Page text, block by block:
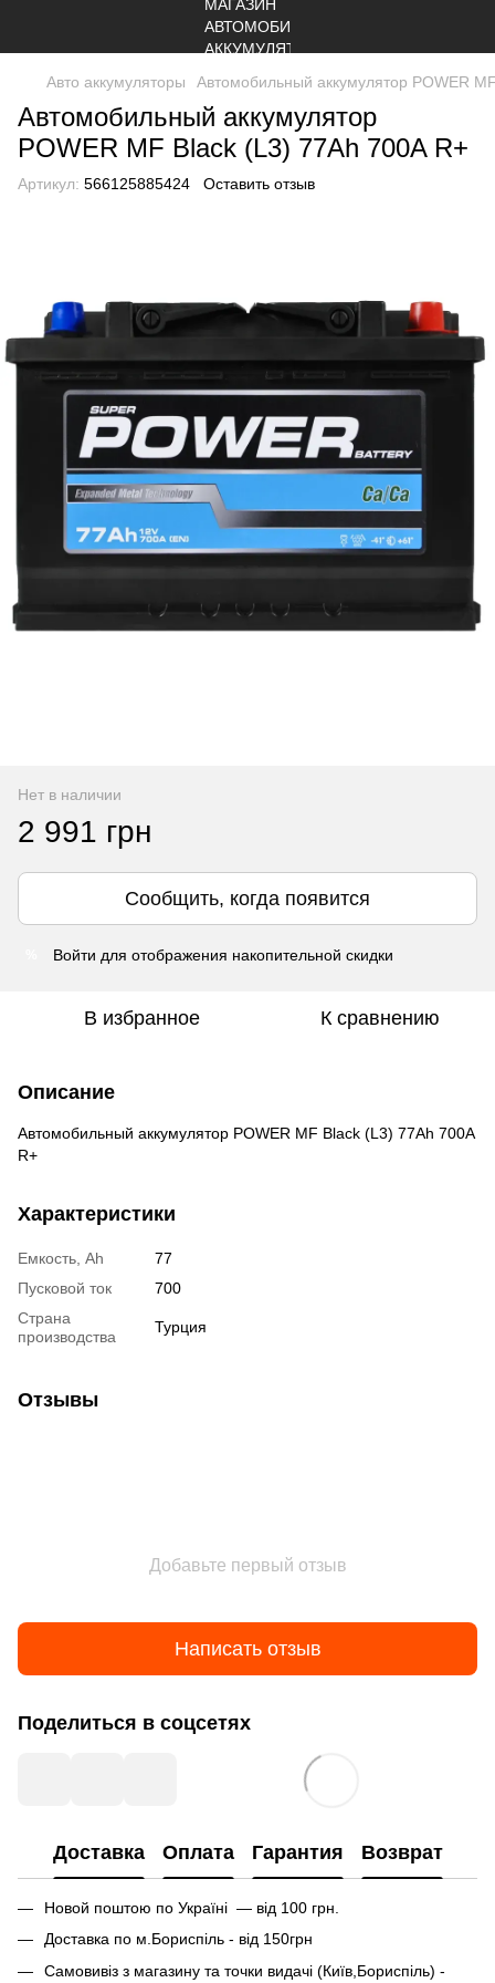
Авто аккумуляторы Автомобильный аккумулятор POWER
Автомобильный аккумулятор
POWER MF Black (L3) 77Ah 700A R+
Артикул: 566125885424 Оставить отзыв
Нет в наличии
2 991 грн
Сообщить, когда появится
Войти для отображения накопительной скидки
В избранное К сравнению
Описание
Автомобильный аккумулятор POWER MF Black (L3) 77Ah 700A
R+
Характеристики
Емкость, Ah
77
Пусковой ток
700
Страна
производства
Турция
Отзывы
Добавьте первый отзыв
Написать отзыв
Поделиться в соцсетях
Доставка Оплата Гарантия Возврат
Новой поштою по Україні — від 100 грн.
Доставка по м.Бориспіль - від 150грн
Самовивіз з магазину та точки видачі (Київ,Бориспіль) -